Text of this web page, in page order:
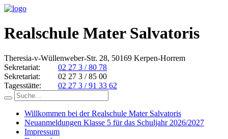
Realschule Mater Salvatoris
Theresia-v-Wüllenweber-Str. 28, 50169 Kerpen-Horrem
Sekretariat:
02 27 3 / 80 78
Sekretariat:
02 27 3 / 85 00
Tagesstätte:
02 27 3 / 91 33 62
Willkommen bei der Realschule Mater Salvatoris
Neuanmeldungen Klasse 5 für das Schuljahr 2026/2027
Impressum